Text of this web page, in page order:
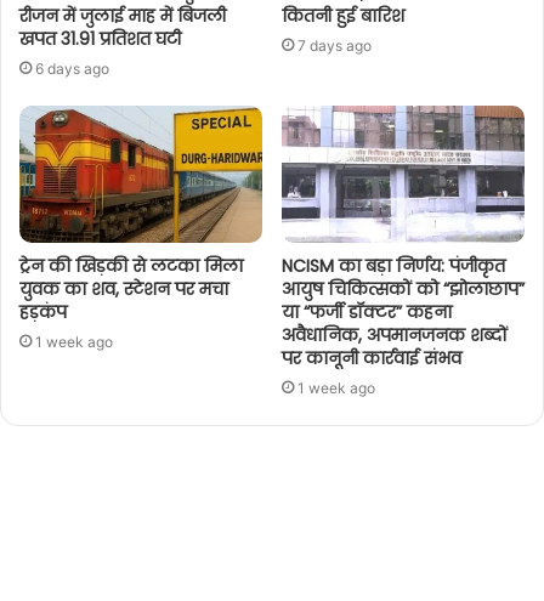
रीजन में जुलाई माह में बिजली
खपत 31.91 प्रतिशत घटी
6 days ago
कितनी हुई बारिश
7 days ago
ट्रेन की खिड़की से लटका मिला
युवक का शव, स्टेशन पर मचा
हड़कंप
1 week ago
NCISM का बड़ा निर्णय: पंजीकृत
आयुष चिकित्सकों को “झोलाछाप”
या “फर्जी डॉक्टर” कहना
अवैधानिक, अपमानजनक शब्दों
पर कानूनी कार्रवाई संभव
1 week ago